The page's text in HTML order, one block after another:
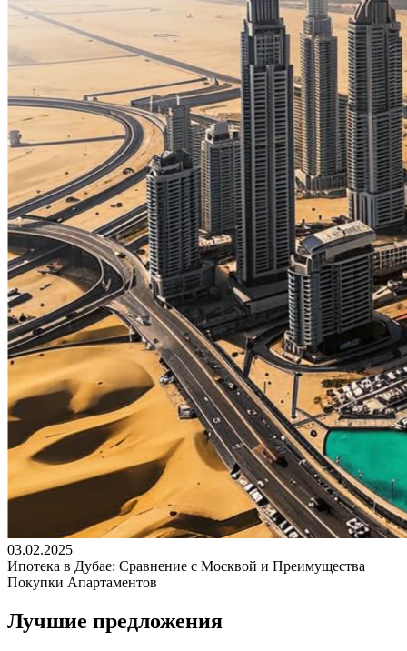
03.02.2025
Ипотека в Дубае: Сравнение с Москвой и Преимущества
Покупки Апартаментов
Лучшие предложения